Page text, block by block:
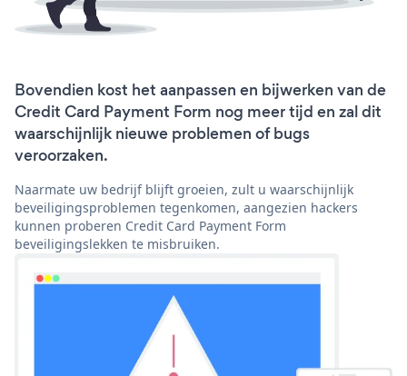
Bovendien kost het aanpassen en bijwerken van de
Credit Card Payment Form nog meer tijd en zal dit
waarschijnlijk nieuwe problemen of bugs
veroorzaken.
Naarmate uw bedrijf blijft groeien, zult u waarschijnlijk
beveiligingsproblemen tegenkomen, aangezien hackers
kunnen proberen Credit Card Payment Form
beveiligingslekken te misbruiken.